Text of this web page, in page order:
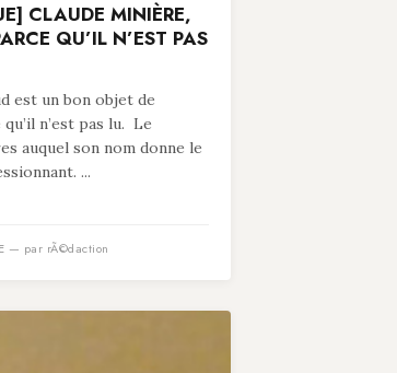
CLAUDE MINIÈRE,
QU’IL N’EST PAS
est un bon objet de
n’est pas lu. Le
auquel son nom donne le
...
— par rÃ©daction